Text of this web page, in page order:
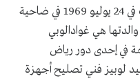
الجدير بالذكر أن جينيفر لوبيز ولدت في 24 يوليو 1969 في ضاحية
هي غوادالوبي
في إحدى دور رياض
لوبيز فني تصليح أجهزة